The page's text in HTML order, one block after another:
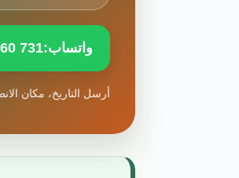
واتساب:731
أرسل التاريخ، مكان